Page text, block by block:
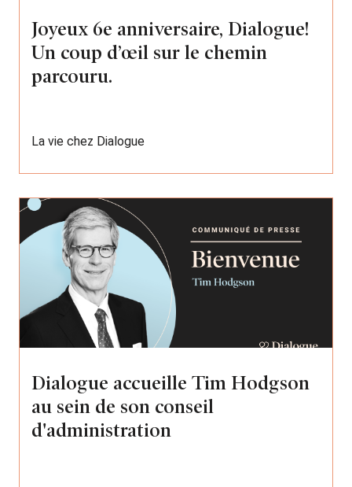
Joyeux 6e anniversaire, Dialogue!
Un coup d’œil sur le chemin
parcouru.
La vie chez Dialogue
Dialogue accueille Tim Hodgson
au sein de son conseil
d'administration